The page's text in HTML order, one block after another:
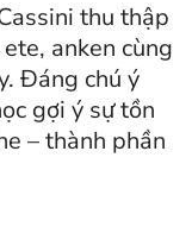
thu thập
anken cùng
Đáng chú ý
gợi ý sự tồn
– thành phần